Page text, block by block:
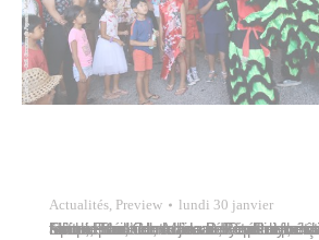
Actualités, Preview lundi 30 janvier
Michel Buillard, maire de Papeete, était invité au temple Kanti de Mamao, ce dimanche 29 janvier 2023, à l’ouverture de la journée culturelle chinoise célébrant l’année du Lièvre d’eau. Il était aux côtés d’Edouard Fritch, président de la Polynésie française, d’Eric Spitz, Haut Commissaire en Polynésie française, et de Lixiao Tian, consul de la République…